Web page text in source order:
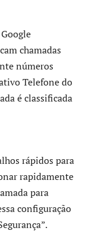
chamadas
números
Telefone do
é classificada
rápidos para
rapidamente
para
configuração